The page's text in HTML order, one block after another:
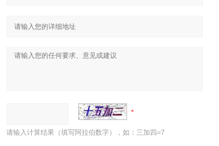
请输入计算结果（填写阿拉伯数字），如：三加四=7